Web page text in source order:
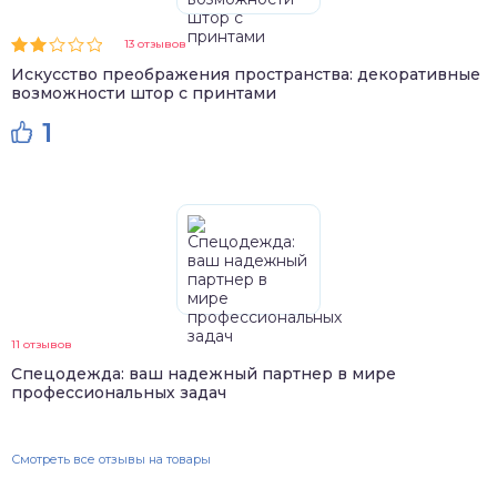
13 отзывов
Искусство преображения пространства: декоративные
возможности штор с принтами
1
11 отзывов
Спецодежда: ваш надежный партнер в мире
профессиональных задач
Смотреть все отзывы на товары